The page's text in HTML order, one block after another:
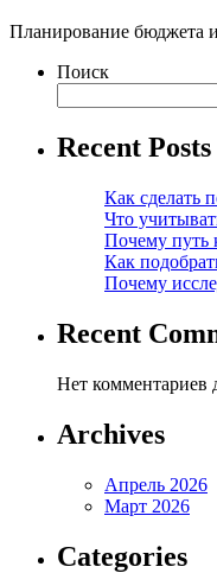
Планирование бюджета
Поиск
Recent Posts
Как сделать
Что
Почему путь
Как
Почему
Recent
Нет комментариев
Archives
Апрель 2026
Март 2026
Categories